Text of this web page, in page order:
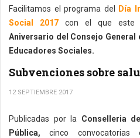
Facilitamos el programa del
Día
Social 2017con el que este
Aniversario del Consejo
Educadores Sociales.
Subvenciones sobre
12 SEPTIEMBRE 2017
Publicadas por la Conselleria
Pública, cinco convocatorias